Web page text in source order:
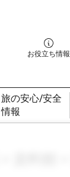
お役立ち情報
旅の安心/安全
情報